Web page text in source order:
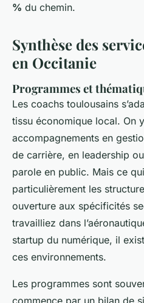
% du chemin.
Synthèse des
en Occitanie
Programmes et
Les coachs toulousains
tissu économique local. On
accompagnements en
de carrière, en leadership
parole en public. Mais ce
particulièrement les
ouverture aux spécificités
travailliez dans
startup du numérique, il
ces environnements.
Les programmes sont
commence par un bilan de